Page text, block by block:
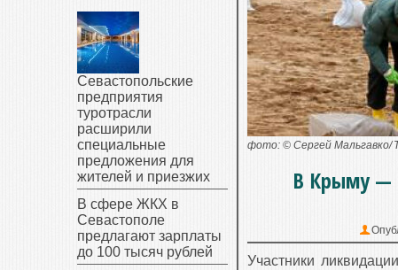
фото: © Сергей Мальгавко/
В Крыму —
Участники
Севастопольские
предприятия
туротрасли
расширили
специальные
предложения для
жителей и приезжих
В сфере ЖКХ в
Севастополе
предлагают зарплаты
до 100 тысяч рублей